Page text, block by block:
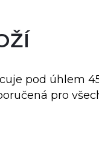
pod úhlem
pro